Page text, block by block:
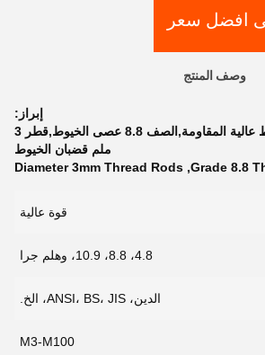
افضل سعر
وصف المنتج
إبراز:
شريط متري ذو خيوط عالية المقاومة,الصف 8.8 عصى الخيوط,قطر 3
ملم قضبان الخيوط
Grade 8.8
,
Diameter 3mm Thread Rods
قوة عالية
4.8، 8.8، 10.9، وهلم جرا
الدين، ANSI، BS، JIS، الخ.
M3-M100